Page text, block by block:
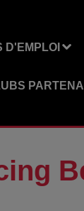
D'EMPLOI